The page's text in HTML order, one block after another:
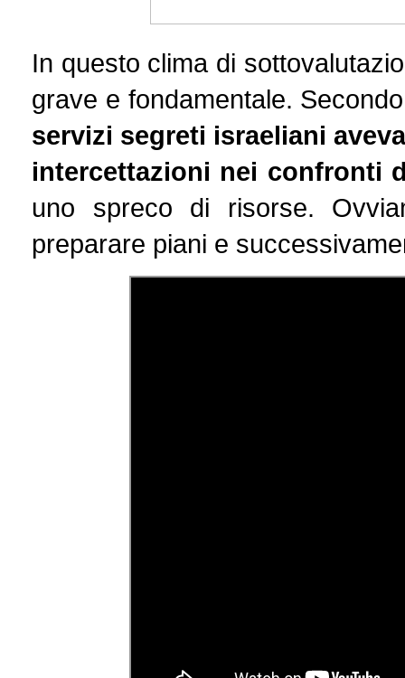
In questo clima di
grave e fondamentale.
servizi segreti israeliani
intercettazioni nei confronti
uno spreco di risorse.
preparare piani e